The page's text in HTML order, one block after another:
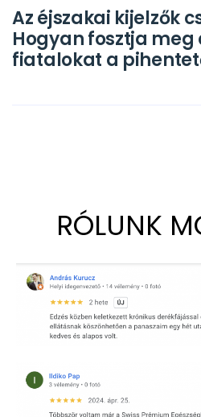
Az éjszakai kijelzők
Hogyan fosztja
fiatalokat a
RÓLUNK